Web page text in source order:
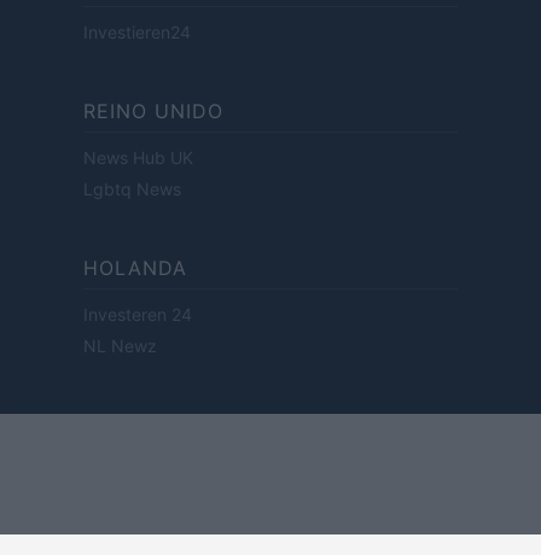
Investieren24
REINO UNIDO
News Hub UK
Lgbtq News
HOLANDA
Investeren 24
NL Newz